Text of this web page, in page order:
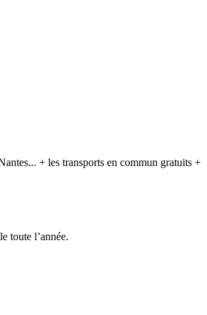
+ les transports en commun gratuits +
toute lʼannée.